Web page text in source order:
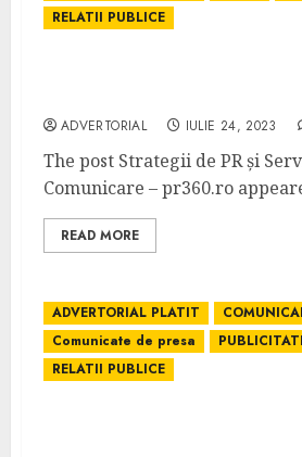
RELATII PUBLICE
ADVERTORIAL IULIE 24, 2023
The post Strategii de PR și
Comunicare – pr360.ro
READ MORE
ADVERTORIAL PLATIT
Comunicate de presa
RELATII PUBLICE